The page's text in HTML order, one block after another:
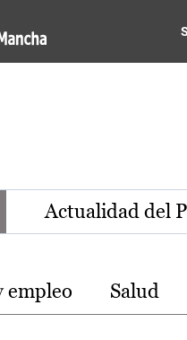
de
Actualidad del
empleo Salud